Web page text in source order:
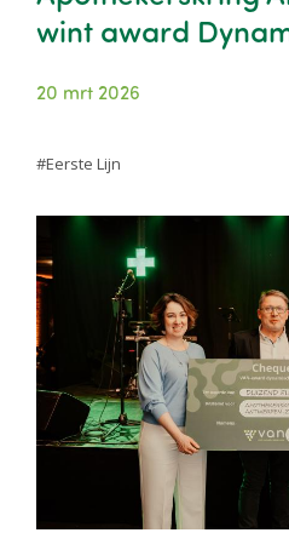
wint award
20 mrt 2026
Eerste Lijn